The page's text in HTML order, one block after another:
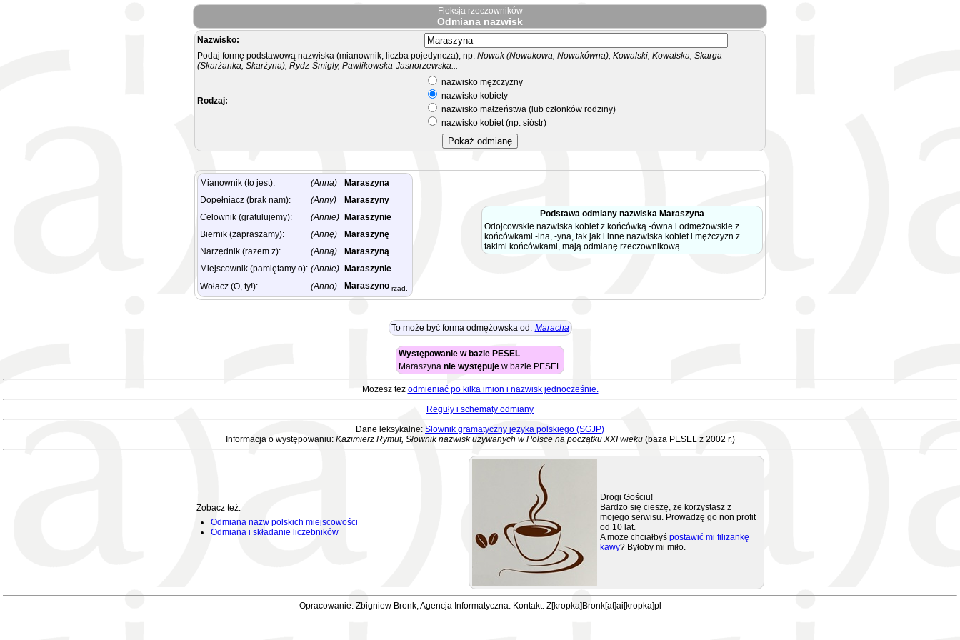
Fleksja rzeczowników
Odmiana nazwisk
Nazwisko:
Podaj formę podstawową nazwiska (mianownik, liczba pojedyncza), np. Nowak (Nowakowa, Nowakówna), Kowalski, Kowalska, Skarga
(Skarżanka, Skarżyna), Rydz-Śmigły, Pawlikowska-Jasnorzewska...
Rodzaj:
nazwisko mężczyzny
nazwisko kobiety
nazwisko małżeństwa (lub członków rodziny)
nazwisko kobiet (np. sióstr)
Mianownik (to jest): (Anna)
Maraszyna
Dopełniacz (brak nam):
(Anny)
Maraszyny
Celownik (gratulujemy):
(Annie)
Maraszynie
Biernik (zapraszamy):
(Annę)
Maraszynę
Narzędnik (razem z):
(Anną)
Maraszyną
Miejscownik (pamiętamy o): (Annie)
Maraszynie
Wołacz (O, ty!):
(Anno) Maraszyno rzad.
Podstawa odmiany nazwiska Maraszyna
Odojcowskie nazwiska kobiet z końcówką -ówna i odmężowskie z
końcówkami -ina, -yna, tak jak i inne nazwiska kobiet i mężczyzn z
takimi końcówkami, mają odmianę rzeczownikową.
To może być forma odmężowska od: Maracha
Występowanie w bazie PESEL
Maraszyna nie występuje w bazie PESEL
Możesz też odmieniać po kilka imion i nazwisk jednocześnie.
Reguły i schematy odmiany
Dane leksykalne: Słownik gramatyczny języka polskiego (SGJP)
Informacja o występowaniu: Kazimierz Rymut, Słownik nazwisk używanych w Polsce na początku XXI wieku(baza PESEL z 2002 r.)
Zobacz też:
Odmiana nazw polskich miejscowości
Odmiana i składanie liczebników
Drogi Gościu!
Bardzo się cieszę, że korzystasz z
mojego serwisu. Prowadzę go non profit
od 10 lat.
A może chciałbyś postawić mi filiżankę
kawy? Byłoby mi miło.
Opracowanie: Zbigniew Bronk, Agencja Informatyczna. Kontakt: Z[kropka]Bronk[at]ai[kropka]pl